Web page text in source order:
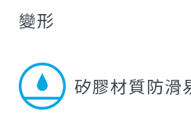
變形
矽膠材質防滑